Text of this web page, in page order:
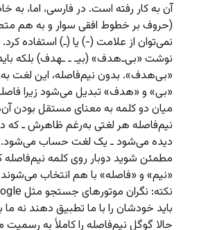
آن به کار رفته است. در فارسی، اما،
(حروف بر خطوط افقی سوار و به هم
نمی‌توان از علامت (-) یا (ـ) استفاده
نوشت «بی‌ـ‌هدف» (بیـ‌ ـ ـهدف) بلکه
«بی‌هدف». بدون نیم‌فاصله، این لغت
میان دو کلمه به معنای مستقل بودن
نیم‌فاصله هر لغتی به‌رغم ظاهرش ـ که
دیده می‌شود ـ یک لغت حساب می‌شود.
مطمئن شوید دوبار روی کلمه نیم‌فاصله
«نیم» و «فاصله» با هم انتخاب
باید خودشان را با ما تطبیق دهند نه ما
حالا گوگل نیم‌فاصله را کاملاً به